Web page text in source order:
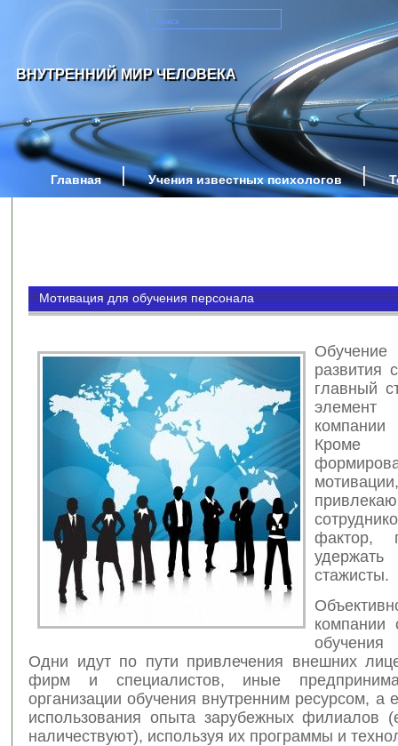
ВНУТРЕННИЙ МИР ЧЕЛОВЕКА
Главная Учения известных психологов
Мотивация для обучения персонала
развития
главный
Кроме
фактор,
стажисты.
компании
Одни идут по пути привлечения внешних
фирм и специалистов, иные
организации обучения внутренним ресурсом, а
использования опыта зарубежных филиалов
наличествуют), используя их программы и